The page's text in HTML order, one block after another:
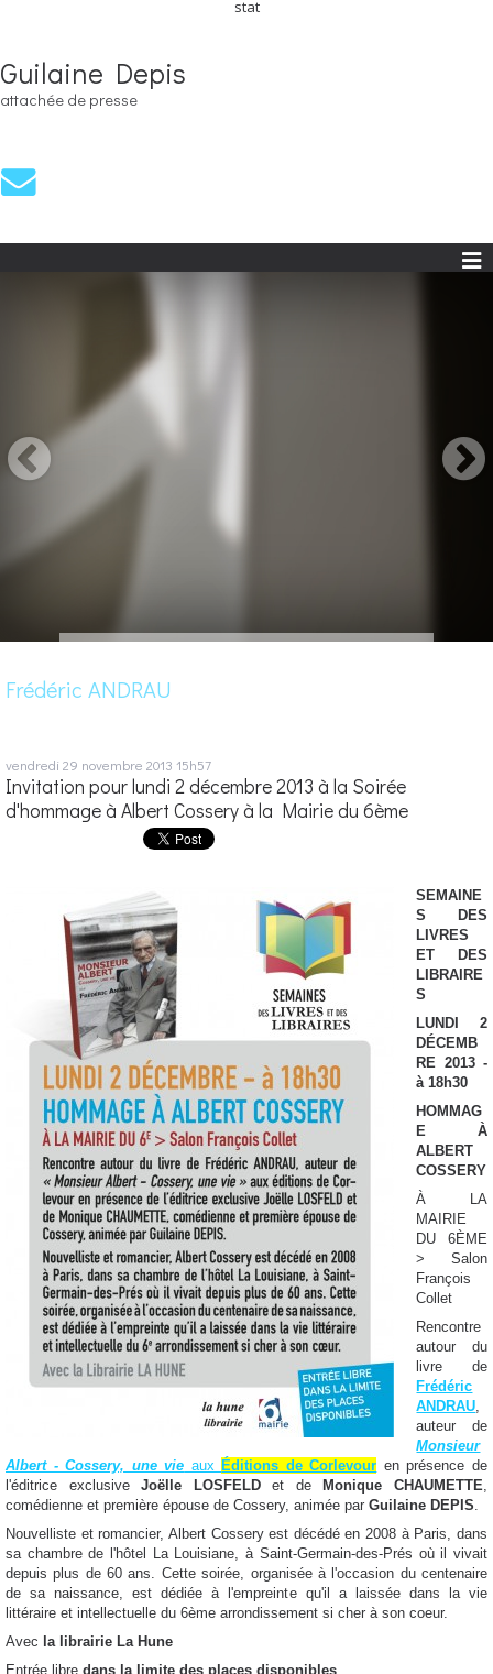
stat
Guilaine Depis
attachée de presse
Frédéric ANDRAU
vendredi 29 novembre 2013 15h57
Invitation pour lundi 2 décembre 2013 à la Soirée
d'hommage à Albert Cossery à la Mairie du 6ème
SEMAINE
S DES
LIVRES
ET DES
LIBRAIRE
S
LUNDI 2
DÉCEMB
RE 2013 -
à 18h30
HOMMAG
E À
ALBERT
COSSERY
À LA
MAIRIE
DU 6ÈME
> Salon
François
Collet
Rencontre
autour du
livre de
Frédéric
ANDRAU,
auteur de
Monsieur
Albert - Cossery, une vie aux Éditions de Corlevour en présence de
l'éditrice exclusiveJoëlle LOSFELDet de Monique CHAUMETTE,
comédienne et première épouse de Cossery, animée par Guilaine DEPIS.
Nouvelliste et romancier, Albert Cossery est décédé en 2008 à Paris, dans
sa chambre de l'hôtel La Louisiane, à Saint-Germain-des-Prés où il vivait
depuis plus de 60 ans. Cette soirée, organisée à l'occasion du centenaire
de sa naissance, est dédiée à l'empreinte qu'il a laissée dans la vie
littéraire et intellectuelle du 6ème arrondissement si cher à son coeur.
Avec la librairie La Hune
Entrée libre dans la limite des places disponibles.